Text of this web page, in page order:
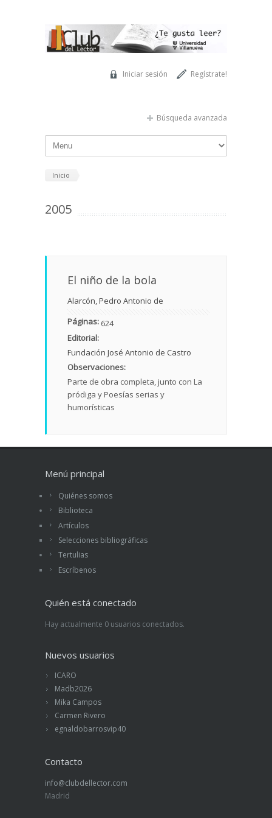
Regístrate!
Iniciar sesión
Búsqueda avanzada
Inicio
2005
El niño de la bola
Alarcón, Pedro Antonio de
Páginas: 624
Editorial:
Fundación José Antonio de Castro
Observaciones:
Parte de obra completa, junto con La
pródiga y Poesías serias y
humorísticas
Menú principal
Quiénes somos
Biblioteca
Artículos
Selecciones bibliográficas
Tertulias
Escríbenos
Quién está conectado
Hay actualmente 0 usuarios conectados.
Nuevos usuarios
ICARO
Madb2026
Mika Campos
Carmen Rivero
egnaldobarrosvip40
Contacto
info@clubdellector.com
Madrid